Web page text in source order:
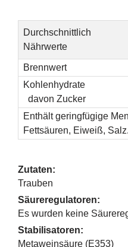
Durchschnittlich
Nährwerte
Brennwert
Kohlenhydrate
davon Zucker
Enthält geringfügige
Fettsäuren, Eiweiß, Salz.
Zutaten:
Trauben
Säureregulatoren:
Es wurden keine
Stabilisatoren:
Metaweinsäure (E353)